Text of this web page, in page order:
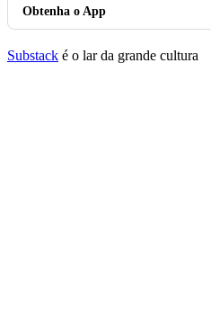
Obtenha o App
Substack é o lar da grande cultura